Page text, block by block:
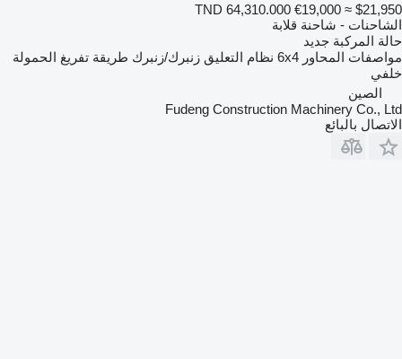
TND 64,310.000 €19,000 ≈ $21,950
الشاحنات - شاحنة قلابة
حالة المركبة جديد
مواصفات المحاور 6x4 نظام التعليق زنبرك/زنبرك طريقة تفريغ الحمولة
خلفي
الصين
Fudeng Construction Machinery Co., Ltd
الاتصال بالبائع